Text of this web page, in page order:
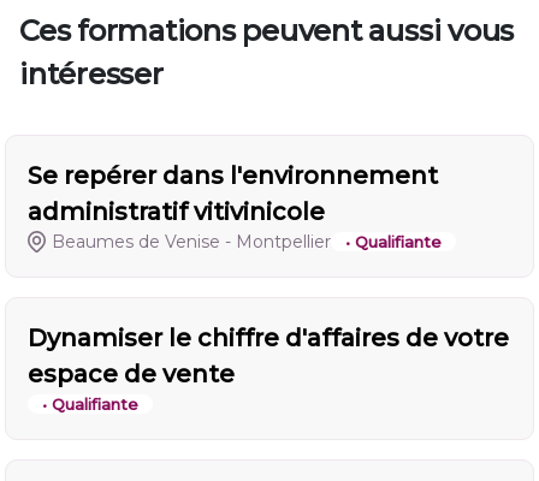
Ces formations peuvent aussi vous
intéresser
Se repérer dans l'environnement
administratif vitivinicole
Beaumes de Venise - Montpellier • Qualifiante
Dynamiser le chiffre d'affaires de votre
espace de vente
• Qualifiante